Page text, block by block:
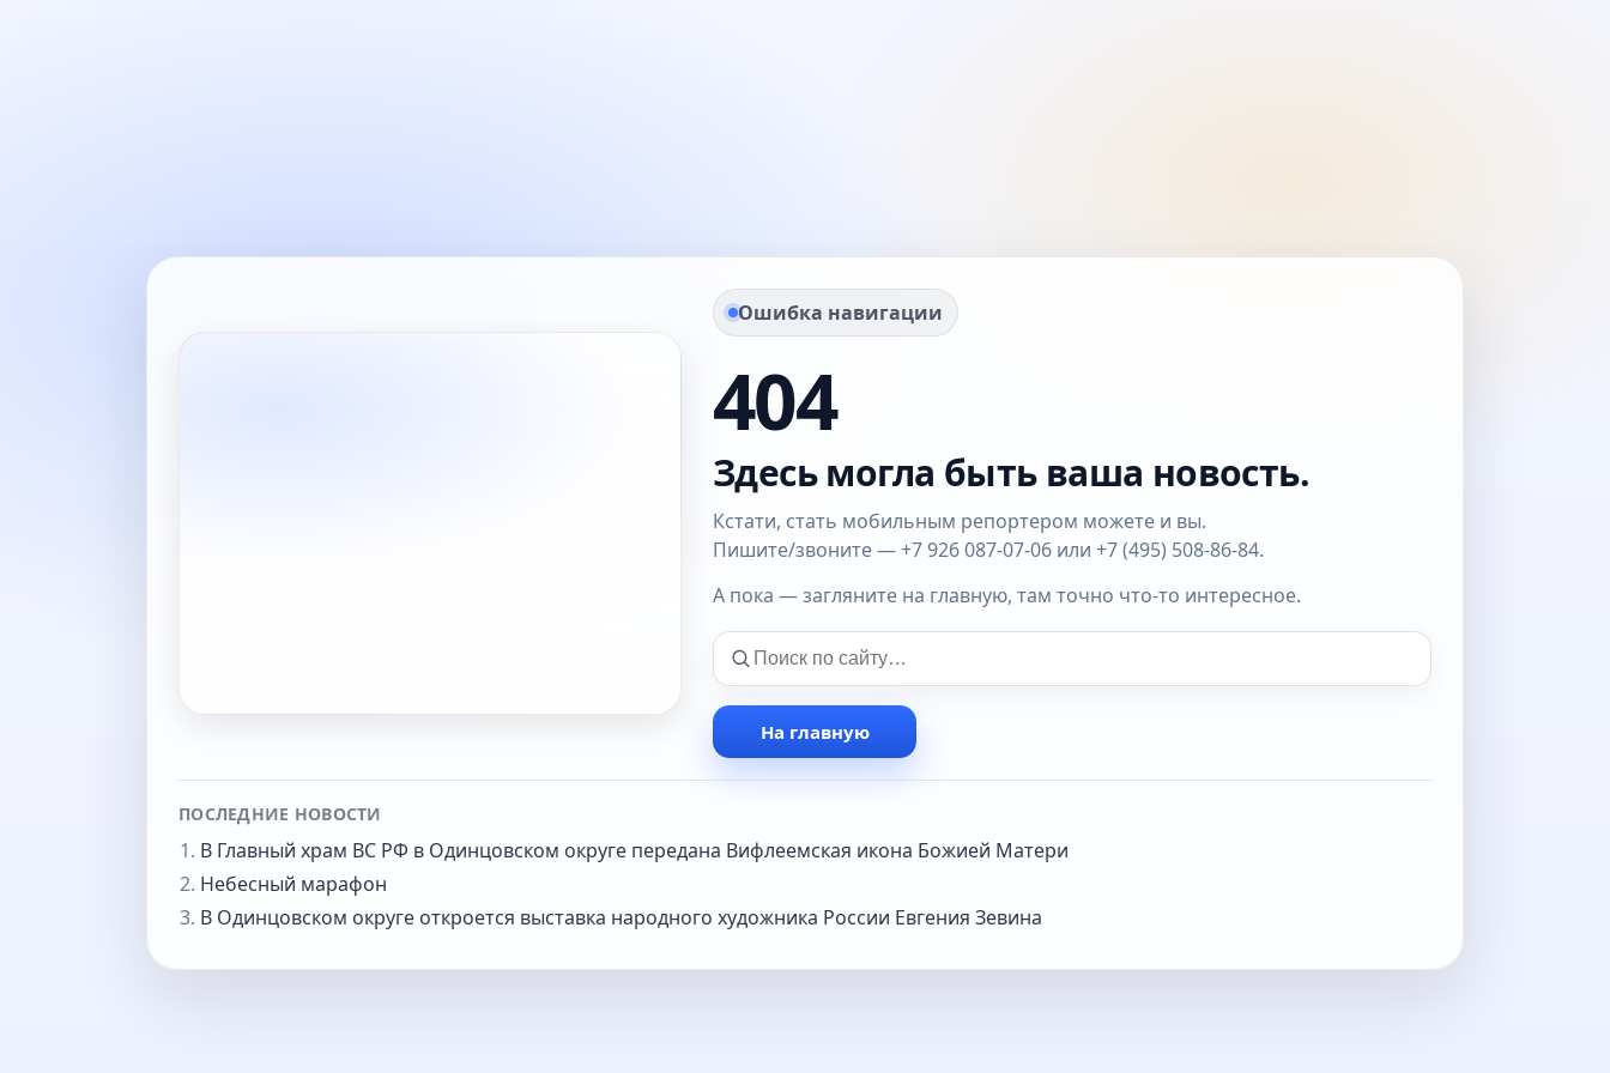
Ошибка навигации
404
Здесь могла быть ваша новость.
Кстати, стать мобильным репортером можете и вы.
Пишите/звоните — +7 926 087-07-06 или +7 (495) 508-86-84.
А пока — загляните на главную, там точно что-то интересное.
На главную
ПОСЛЕДНИЕ НОВОСТИ
В Главный храм ВС РФ в Одинцовском округе передана Вифлеемская икона Божией Матери
Небесный марафон
В Одинцовском округе откроется выставка народного художника России Евгения Зевина